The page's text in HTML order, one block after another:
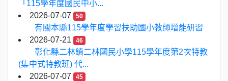
「115學年度國民中小...
2026-07-07
50
有關本縣115學年度學習扶助國小教師增能研習
2026-07-21
46
彰化縣二林鎮二林國民小學115學年度第2次特教
(集中式特教班) 代...
2026-07-07
45